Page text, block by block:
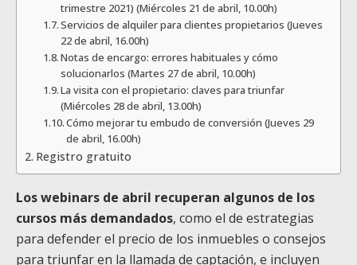
trimestre 2021) (Miércoles 21 de abril, 10.00h)
Servicios de alquiler para clientes propietarios (Jueves
22 de abril, 16.00h)
Notas de encargo: errores habituales y cómo
solucionarlos (Martes 27 de abril, 10.00h)
La visita con el propietario: claves para triunfar
(Miércoles 28 de abril, 13.00h)
Cómo mejorar tu embudo de conversión (Jueves 29
de abril, 16.00h)
Registro gratuito
Los webinars de abril recuperan algunos de los
cursos más demandados, como el de estrategias
para defender el precio de los inmuebles o consejos
para triunfar en la llamada de captación, e incluyen